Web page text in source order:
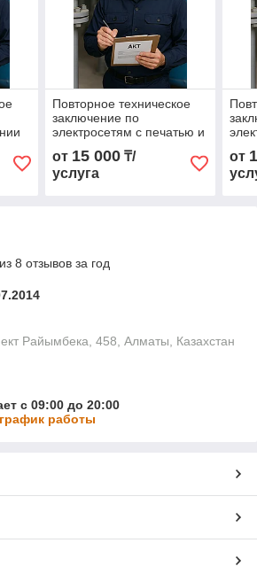
Повторное техническое
заключение по
электросетям с печатью и
от 15 000₸/
услуга
от
8 отзывов за год
Райымбека, 458, Алматы, Казахстан
с 09:00 до 20:00
работы